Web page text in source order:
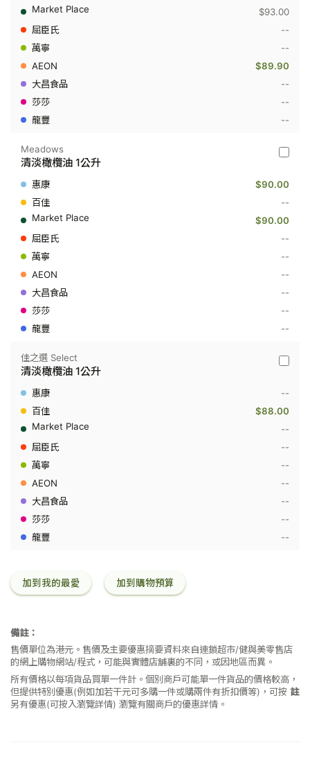
-
橄
油
升
$93.00
--
--
$89.90
--
--
--
清
淡
橄
油
升
Meadows
清淡橄欖油 1公升
$90.00
--
$90.00
--
--
--
--
--
--
佳
-
淡
油
公
佳之選 Select
清淡橄欖油 1公升
--
$88.00
--
--
--
--
--
--
--
加到我的最愛 加到購物預算
備註：
售價單位為港元。售價及主要優惠摘要資料來自連鎖超市/健與美零售店
的網上購物網站/程式，可能與實體店舖裏的不同，或因地區而異。
所有價格以每項貨品買單一件計。個別商戶可能單一件貨品的價格較高，
但提供特別優惠(例如加若干元可多購一件或購兩件有折扣價等)，可按 註
另有優惠(可按入瀏覽詳情)瀏覽有關商戶的優惠詳情。